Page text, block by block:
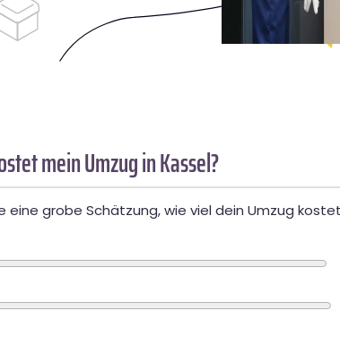
mein Umzug in Kassel?
grobe Schätzung, wie viel dein Umzug